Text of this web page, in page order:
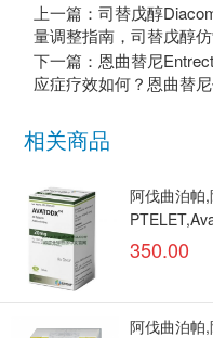
上一篇：司替戊醇
量调整指南，司替戊醇
下一篇：恩曲替尼
应症疗效如何？恩曲替
相关商品
阿伐曲泊帕
350.00
阿伐曲泊帕